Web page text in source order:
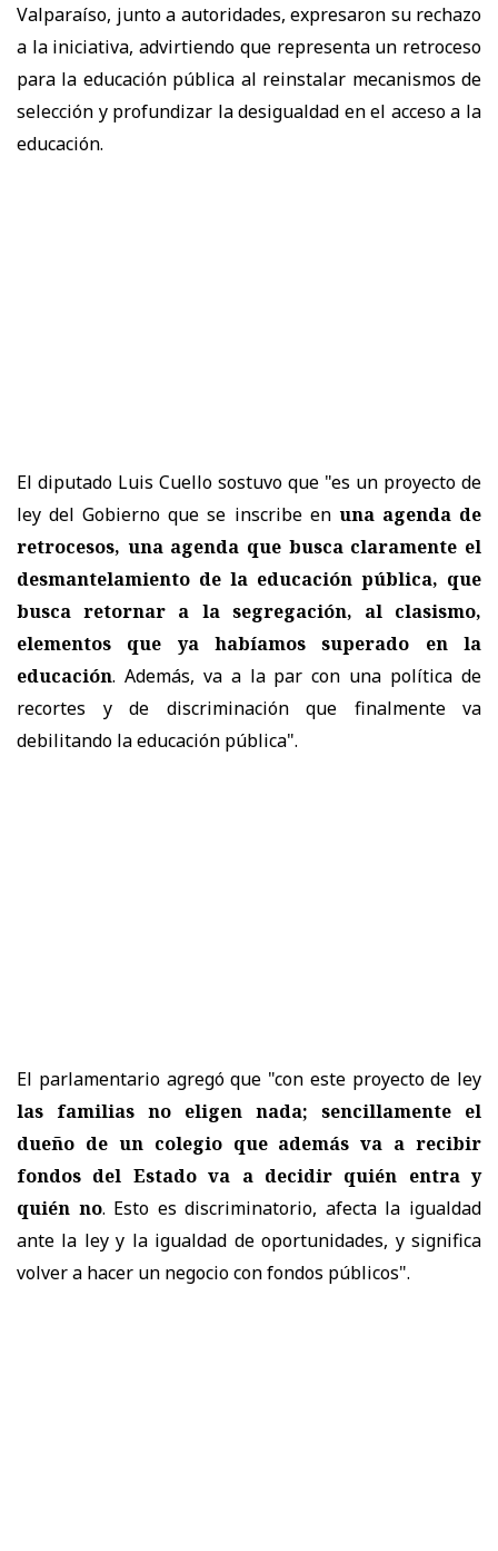
Valparaíso, junto a autoridades, expresaron su rechazo
a la iniciativa, advirtiendo que representa un retroceso
para la educación pública al reinstalar mecanismos de
selección y profundizar la desigualdad en el acceso a la
educación.
El diputado Luis Cuello sostuvo que "es un proyecto de
ley del Gobierno que se inscribe enuna agenda de
retrocesos, una agenda que busca claramente el
desmantelamiento de la educación pública, que
busca retornar a la segregación, al clasismo,
elementos que ya habíamos superado en la
educación. Además, va a la par con una política de
recortes y de discriminación que finalmente va
debilitando la educación pública".
El parlamentario agregó que "con este proyecto de ley
las familias no eligen nada; sencillamente el
dueño de un colegio que además va a recibir
fondos del Estado va a decidir quién entra y
quién no. Esto es discriminatorio, afecta la igualdad
ante la ley y la igualdad de oportunidades, y significa
volver a hacer un negocio con fondos públicos".